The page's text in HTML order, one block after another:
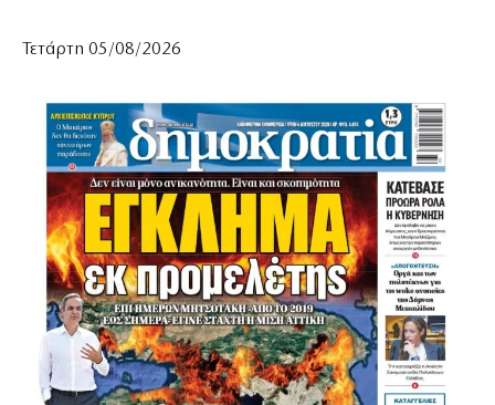
Τετάρτη 05/08/2026